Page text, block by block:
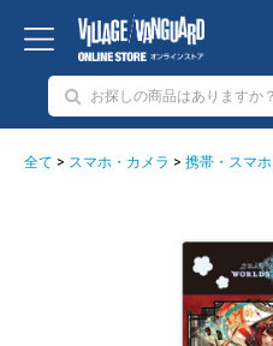
全て > スマホ・カメラ > 携帯・スマ